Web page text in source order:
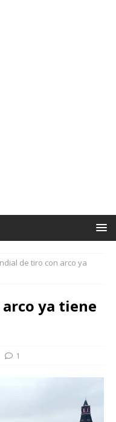
de tiro con arco ya
ya tiene
1